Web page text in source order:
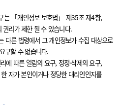
는 「개인정보 보호법」 제35조 제4항,
리가 제한 될 수 있습니다.
다른 법령에서 그 개인정보가 수집 대상으로
구할 수 없습니다.
에 따른 열람의 요구, 정정·삭제의 요구,
자가 본인이거나 정당한 대리인인지를